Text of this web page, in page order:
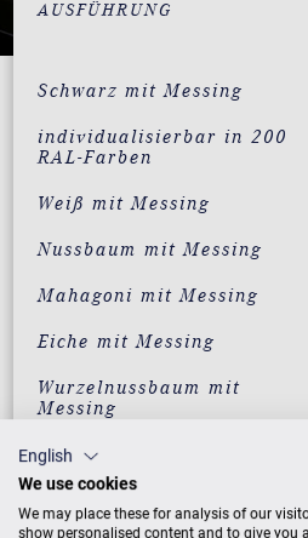
AUSFÜHRUNG
Schwarz mit Messing
individualisierbar in 200
RAL-Farben
Weiß mit Messing
Nussbaum mit Messing
Mahagoni mit Messing
Eiche mit Messing
Wurzelnussbaum mit
Messing
Vavona mit Messing
English
We use cookies
We may place these for analysis of our
show personalised content and to give you